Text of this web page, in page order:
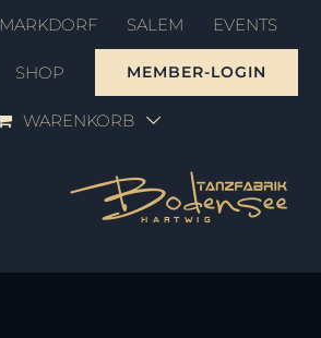
MARKDORF SALEM EVENTS
SHOP MEMBER-LOGIN
WARENKORB